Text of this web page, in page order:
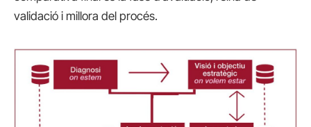
validació i millora del procés.